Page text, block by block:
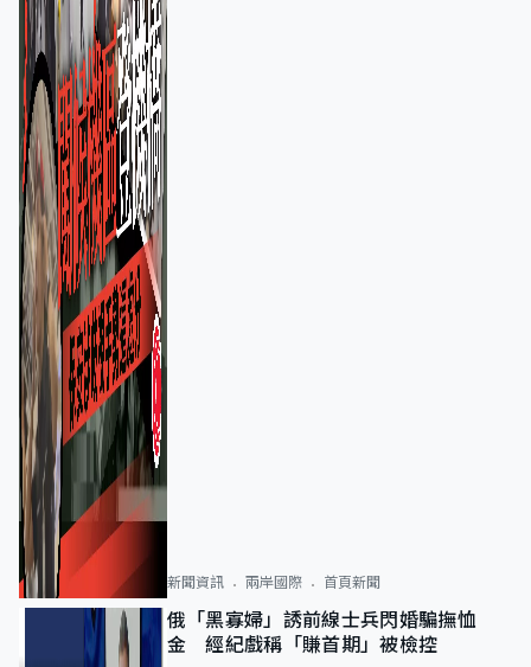
新聞資訊 兩岸國際 首頁新聞
俄「黑寡婦」誘前線士兵閃婚騙撫恤
金 經紀戲稱「賺首期」被檢控